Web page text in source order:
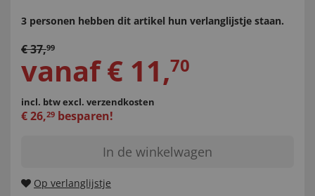
3 personen hebben dit artikel hun verlanglijstje staan.
€37,99
vanaf € 11,70
incl. btwexcl. verzendkosten
€26,29 besparen!
In de winkelwagen
Op verlanglijstje